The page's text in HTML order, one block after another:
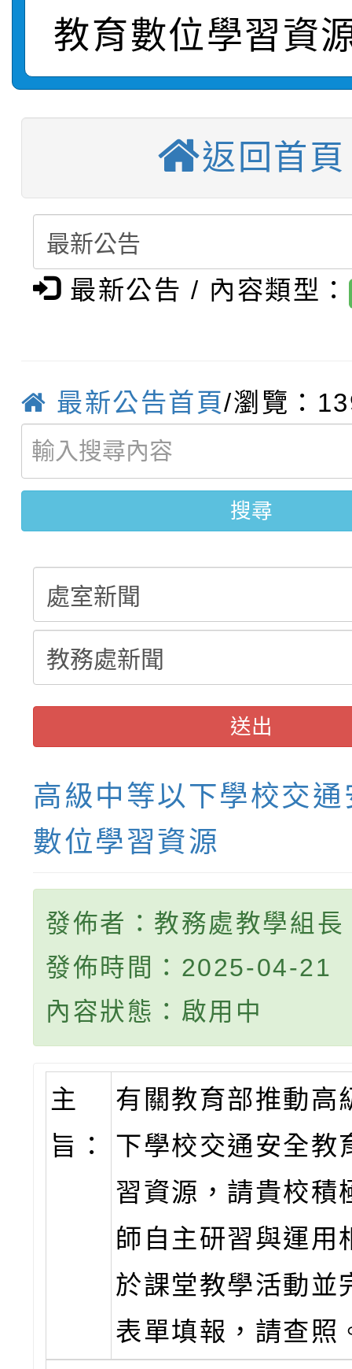
表
敬師藝文競賽』實施計
【甄選結果(第11招)】
結果(第11招)
學年度第1學期第9次代
結果(第3招)
【甄選結果(第4招)】
學年度第1學期第9次
結果(第4招)
【甄選結果(第12招)】
學年度第1學期第7次代
結果(第12招)
轉知：桃園市115學年
賽及師生本土語及新住
賽實施要點
轉知：「桃園市115學
比賽實施要點」
轉知：「115年金融知
畫影片一案
劇比賽實施要點」及修
表
轉知：桃園市115年度
敬師藝文競賽』實施計
【甄選結果(第11招)】
學年度第1學期第7次
【甄選結果(第3招)】
結果(第3招)
教育數位學習資
返回首頁
最新公告 / 內容類型：
最新公告首頁/瀏覽：
搜尋
送出
高級中等以下學校交
數位學習資源
發佈者：教務處教學組長
發佈時間：2025-04-21
內容狀態：啟用中
主
旨：
有關教育部推動高
下學校交通安全教
習資源，請貴校積
師自主研習與運用
於課堂教學活動並
表單填報，請查照